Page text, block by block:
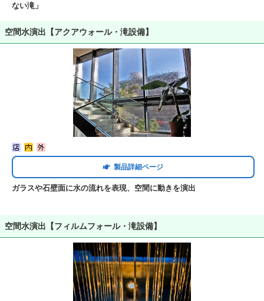
ない滝」
空間水演出【アクアウォール・滝設備】
製品詳細ページ
ガラスや石壁面に水の流れを表現、空間に動きを演出
空間水演出【フィルムフォール・滝設備】